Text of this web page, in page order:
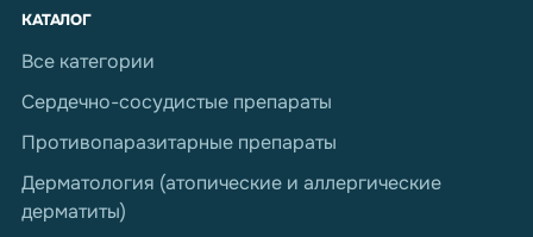
КАТАЛОГ
Все категории
Сердечно-сосудистые препараты
Противопаразитарные препараты
Дерматология (атопические и аллергические
дерматиты)